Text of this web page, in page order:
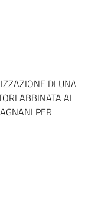
DI UNA
ABBINATA AL
PER